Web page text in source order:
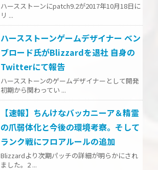
ハースストーンにpatch9.2が2017年10月18日に
リ ...
ハースストーンゲームデザイナー ベン
ブロード氏がBlizzardを退社 自身の
Twitterにて報告
ハースストーンのゲームデザイナーとして開発
初期から関わってい ...
【速報】ちんけなバッカニーア＆精霊
の爪弱体化と今後の環境考察。そして
ランク戦にフロアルールの追加
Blizzardより次期パッチの詳細が明らかにされ
ました。2 ...